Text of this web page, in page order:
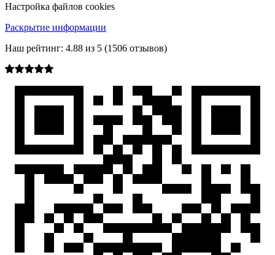
Настройка файлов cookies
Раскрытие информации
Наш рейтинг: 4.88 из 5 (1506 отзывов)